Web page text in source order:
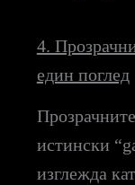
4.
един поглед
истински
изглежда